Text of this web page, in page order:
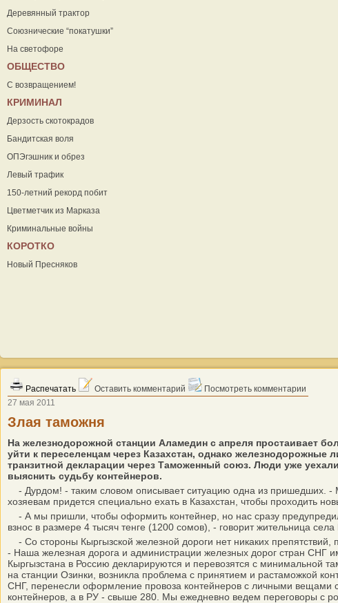
Деревянный трактор
Союзнические “покатушки”
На светофоре
ОБЩЕСТВО
С возвращением!
КРИМИНАЛ
Дерзость скотокрадов
Бандитская воля
ОПЭгэшник и обрез
Левый трафик
150-летний рекорд побит
Цветметчик из Марказа
Криминальные войны
КОРОТКО
Новый Пресняков
Распечатать Оставить комментарий
Посмотреть комментарии
27 мая 2011
Злая таможня
На железнодорожной станции Аламедин с апреля простаивает
уйти к переселенцам через Казахстан, однако
транзитной декларации через Таможенный союз. Люди уже
выяснить судьбу контейнеров.
- Дурдом! - таким словом описывает ситуацию одна из пришедших. -
хозяевам придется специально ехать в Казахстан, чтобы проходить
- А мы пришли, чтобы оформить контейнер, но нас сразу
взнос в размере 4 тысяч тенге (1200 сомов), - говорит жительница
- Со стороны Кыргызской железной дороги нет никаких
- Наша железная дорога и администрации железных дорог стран СНГ
Кыргызстана в Россию декларируются и перевозятся с минимальной
на станции Озинки, возникла проблема с принятием и растаможкой
СНГ, перенесли оформление провоза контейнеров с личными вещами
контейнеров, а в РУ - свыше 280. Мы ежедневно ведем переговоры с